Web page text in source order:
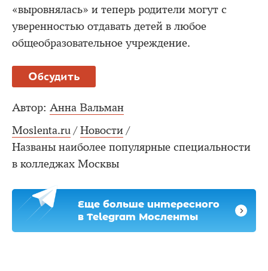
«выровнялась» и теперь родители могут с
уверенностью отдавать детей в любое
общеобразовательное учреждение.
Обсудить
Автор: Анна Вальман
Moslenta.ru / Новости /
Названы наиболее популярные специальности
в колледжах Москвы
Еще больше интересного
в Telegram Мосленты